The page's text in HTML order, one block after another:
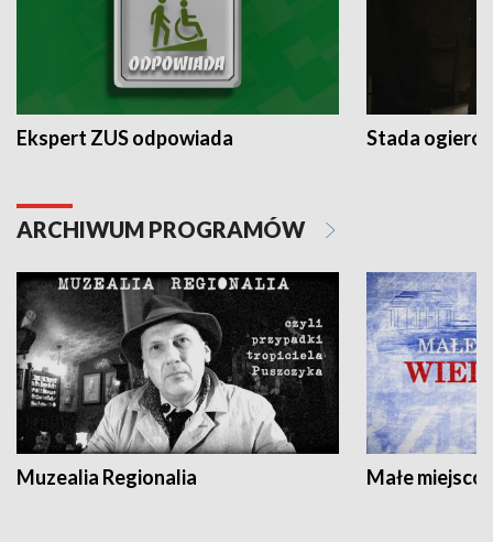
Ekspert ZUS odpowiada Stada
ARCHIWUM PROGRAMÓW
Muzealia Regionalia Małe